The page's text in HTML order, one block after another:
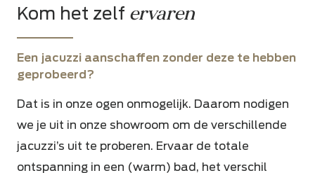
Kom het zelf ervaren
Een jacuzzi aanschaffen zonder deze te hebben
geprobeerd?
Dat is in onze ogen onmogelijk. Daarom nodigen
we je uit in onze showroom om de verschillende
jacuzzi’s uit te proberen. Ervaar de totale
ontspanning in een (warm) bad, het verschil